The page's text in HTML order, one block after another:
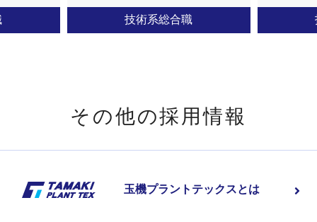
技術系総合職
その他の採用情報
玉機プラントテックスとは